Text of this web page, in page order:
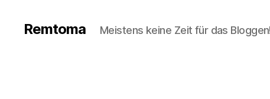
Remtoma Meistens keine Zeit für das